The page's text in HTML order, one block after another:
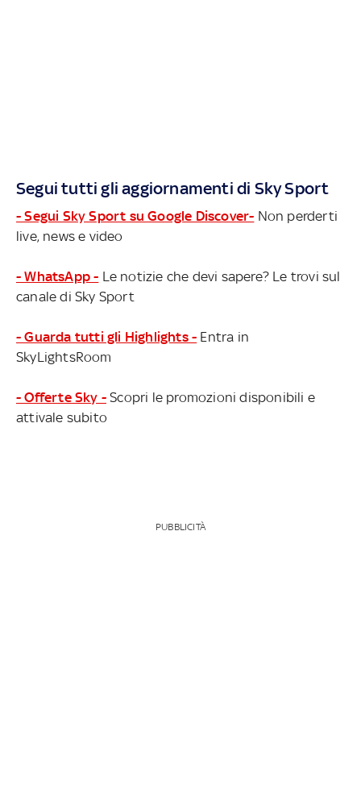
Segui tutti gli aggiornamenti di Sky Sport
- Segui Sky Sport su Google Discover- Non perderti
live, news e video
- WhatsApp - Le notizie che devi sapere? Le trovi sul
canale di Sky Sport
- Guarda tutti gli Highlights - Entra in
SkyLightsRoom
- Offerte Sky - Scopri le promozioni disponibili e
attivale subito
PUBBLICITÀ